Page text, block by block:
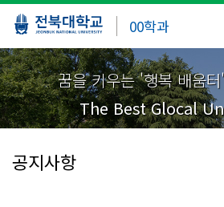
00학과
꿈을 키우는 '행복 배움
The Best Glocal
공지사항